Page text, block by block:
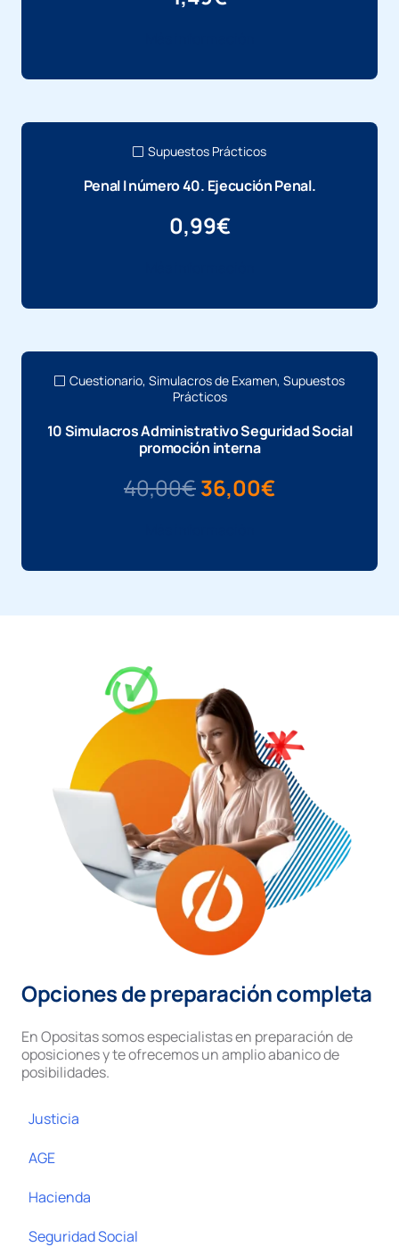
Supuestos Prácticos
Penal I número 40. Ejecución Penal.
0,99€
Cuestionario,Simulacros de Examen,Supuestos
Prácticos
10 Simulacros Administrativo Seguridad Social
promoción interna
40,00€El
era:
36,00€El
es:
Opciones de preparación completa
En Opositas somos especialistas en preparación de
oposiciones y te ofrecemos un amplio abanico de
posibilidades.
Justicia
AGE
Hacienda
Seguridad Social